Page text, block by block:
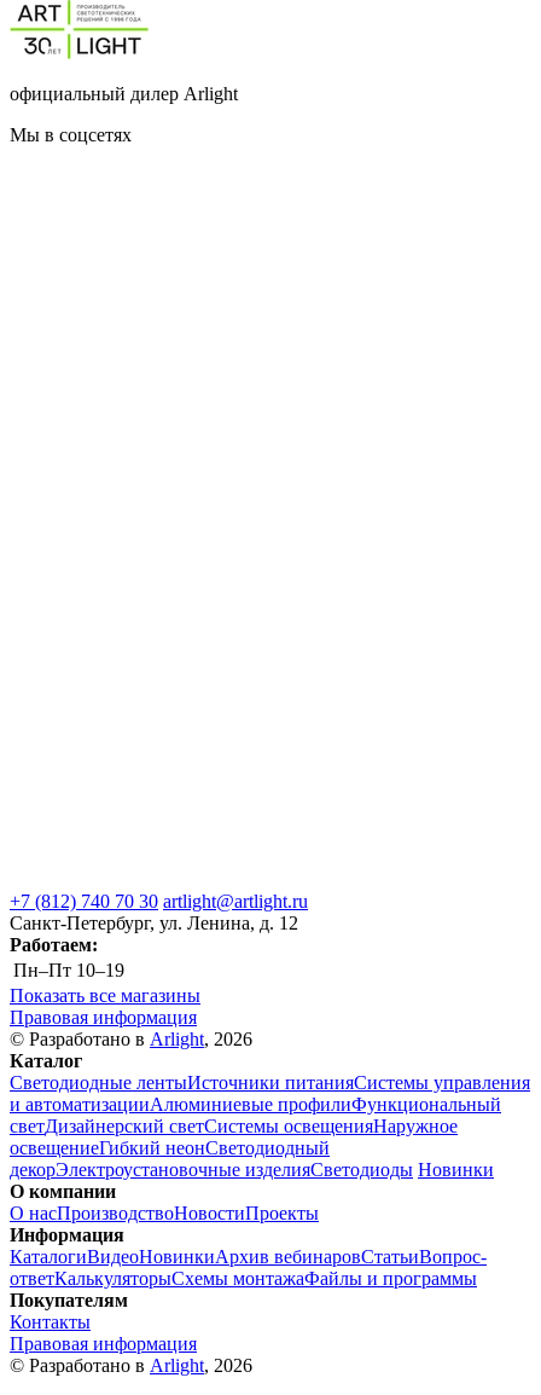
официальный дилер Arlight
Мы в соцсетях
+7 (812) 740 70 30 artlight@artlight.ru
Санкт-Петербург, ул. Ленина, д. 12
Работаем:
Пн–Пт 10–19
Показать все магазины
Правовая информация
© Разработано в Arlight, 2026
Каталог
Светодиодные лентыИсточники питанияСистемы управления
и автоматизацииАлюминиевые профилиФункциональный
светДизайнерский светСистемы освещенияНаружное
освещениеГибкий неонСветодиодный
декорЭлектроустановочные изделияСветодиоды Новинки
О компании
О насПроизводствоНовостиПроекты
Информация
КаталогиВидеоНовинкиАрхив вебинаровСтатьиВопрос-
ответКалькуляторыСхемы монтажаФайлы и программы
Покупателям
Контакты
Правовая информация
© Разработано в Arlight, 2026